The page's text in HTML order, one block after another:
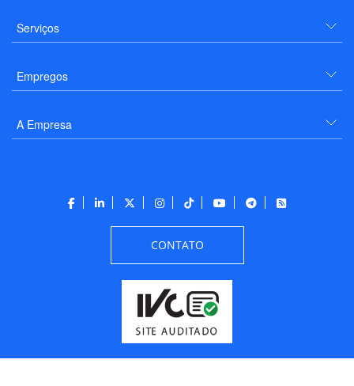
Serviços
Empregos
A Empresa
CONTATO